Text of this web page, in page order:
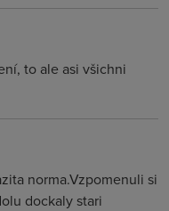
to ale asi všichni
norma.Vzpomenuli si
dockaly stari